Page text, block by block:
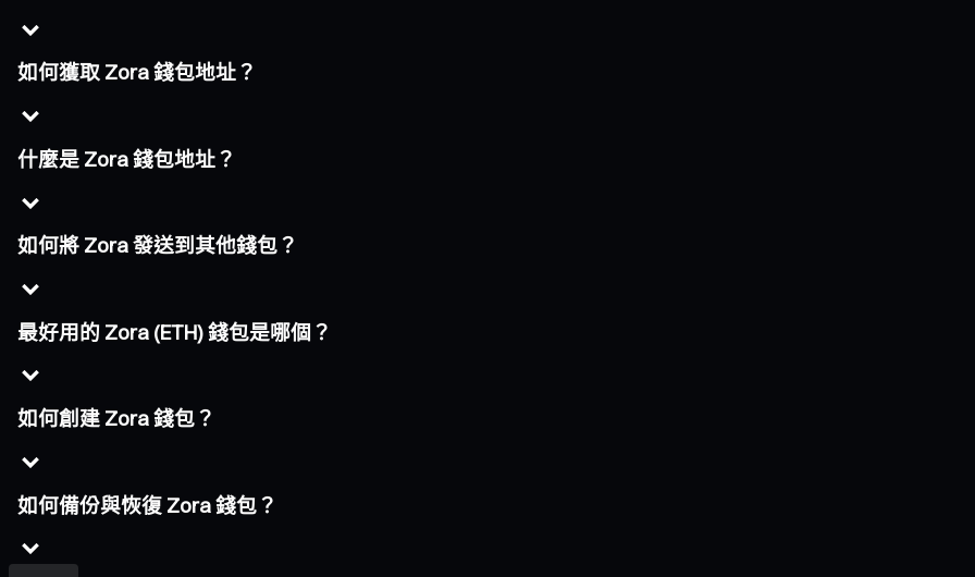
如何獲取 Zora 錢包地址？
什麼是 Zora 錢包地址？
如何將 Zora 發送到其他錢包？
最好用的 Zora (ETH) 錢包是哪個？
如何創建 Zora 錢包？
如何備份與恢復 Zora 錢包？